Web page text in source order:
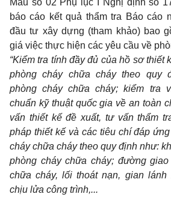
Mẫu số 02 Phụ lục I Nghị định số
báo cáo kết quả thẩm tra Báo cáo
đầu tư xây dựng (tham khảo) bao
giá việc thực hiện các yêu cầu về
“Kiểm tra tính đầy đủ của hồ sơ thiết
phòng cháy chữa cháy theo quy
phòng cháy chữa cháy; kiểm tra
chuẩn kỹ thuật quốc gia về an toàn
vấn thiết kế đề xuất, tư vấn thẩm
pháp thiết kế và các tiêu chí đáp
cháy chữa cháy theo quy định như:
phòng cháy chữa cháy; đường
chữa cháy, lối thoát nạn, gian lánh
chịu lửa công trình,...